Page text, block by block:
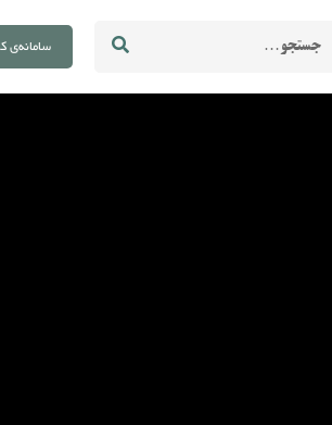
Search
سامانه‌ی